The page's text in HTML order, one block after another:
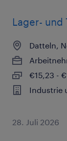
Lager-
Datteln,
€15,23 -
Industrie
28. Juli 2026